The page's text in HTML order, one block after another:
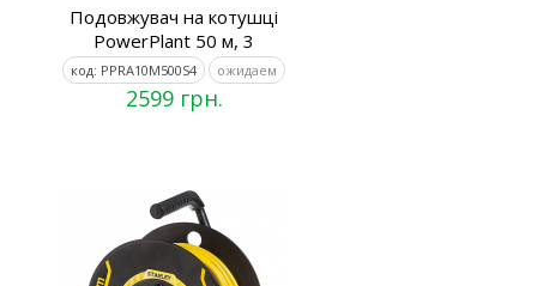
Подовжувач на котушці
PowerPlant 50 м, 3
код: PPRA10M500S4 ожидаем
2599 грн.